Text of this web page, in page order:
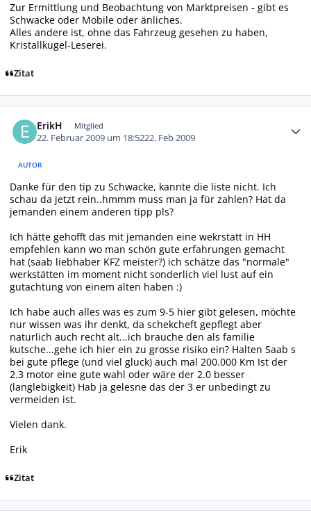
Zur Ermittlung und Beobachtung von Marktpreisen - gibt es
Schwacke oder Mobile oder änliches.
Alles andere ist, ohne das Fahrzeug gesehen zu haben,
Kristallkugel-Leserei.
Zitat
ErikH Mitglied
22. Februar 2009 um 18:5222. Feb 2009
AUTOR
Danke für den tip zu Schwacke, kannte die liste nicht. Ich
schau da jetzt rein..hmmm muss man ja für zahlen? Hat da
jemanden einem anderen tipp pls?
Ich hätte gehofft das mit jemanden eine wekrstatt in HH
empfehlen kann wo man schön gute erfahrungen gemacht
hat (saab liebhaber KFZ meister?) ich schätze das "normale"
werkstätten im moment nicht sonderlich viel lust auf ein
gutachtung von einem alten haben :)
Ich habe auch alles was es zum 9-5 hier gibt gelesen, möchte
nur wissen was ihr denkt, da schekcheft gepflegt aber
naturlich auch recht alt...ich brauche den als familie
kutsche...gehe ich hier ein zu grosse risiko ein? Halten Saab s
bei gute pflege (und viel gluck) auch mal 200.000 Km Ist der
2.3 motor eine gute wahl oder wäre der 2.0 besser
(langlebigkeit) Hab ja gelesne das der 3 er unbedingt zu
vermeiden ist.
Vielen dank.
Erik
Zitat